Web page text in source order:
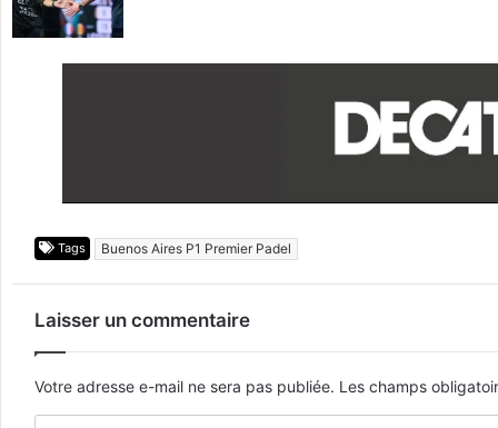
Tags Buenos Aires P1 Premier Padel
Laisser un commentaire
Votre adresse e-mail ne sera pas publiée. Les champs